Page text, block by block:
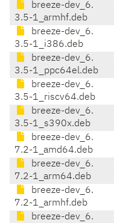
breeze-dev_6.
3.5-1_armhf.deb
breeze-dev_6.
3.5-1_i386.deb
breeze-dev_6.
3.5-1_ppc64el.deb
breeze-dev_6.
3.5-1_riscv64.deb
breeze-dev_6.
3.5-1_s390x.deb
breeze-dev_6.
7.2-1_amd64.deb
breeze-dev_6.
7.2-1_arm64.deb
breeze-dev_6.
7.2-1_armhf.deb
breeze-dev_6.